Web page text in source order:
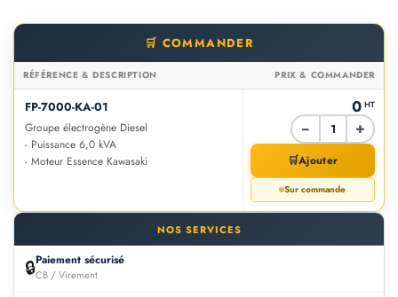
🛒 COMMANDER
RÉFÉRENCE & DESCRIPTION PRIX & COMMANDER
FP-7000-KA-01
Groupe électrogène Diesel
- Puissance 6,0 kVA
- Moteur Essence Kawasaki
0 HT
− +
🛒Ajouter
Sur commande
NOS SERVICES
🔒Paiement sécurisé
CB / Virement